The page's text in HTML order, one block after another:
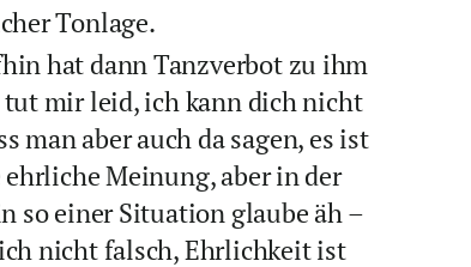
Tonlage.
hat dann Tanzverbot zu ihm
tut mir leid, ich kann dich nicht
man aber auch da sagen, es ist
ehrliche Meinung, aber in der
so einer Situation glaube äh –
nicht falsch, Ehrlichkeit ist